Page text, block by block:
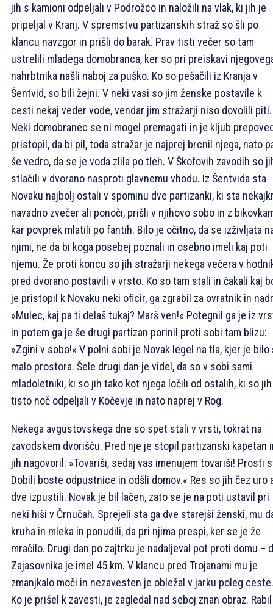
jih s kamioni odpeljali v Podrožco in naložili na vlak, ki jih je
pripeljal v Kranj. V spremstvu partizanskih straž so šli po
klancu navzgor in prišli do barak. Prav tisti večer so tam
ustrelili mladega domobranca, ker so pri preiskavi
nahrbtnika našli naboj za puško. Ko so pešačili iz Kranja v
Šentvid, so bili žejni. V neki vasi so jim ženske postavile k
cesti nekaj veder vode, vendar jim stražarji niso dovolili piti.
Neki domobranec se ni mogel premagati in je kljub
pristopil, da bi pil, toda stražar je najprej brcnil njega, nato
še vedro, da se je voda zlila po tleh. V Škofovih zavodih so
stlačili v dvorano nasproti glavnemu vhodu. Iz Šentvida sta
Novaku najbolj ostali v spominu dve partizanki, ki sta
navadno zvečer ali ponoči, prišli v njihovo sobo in z
kar povprek mlatili po fantih. Bilo je očitno, da se izživljata
njimi, ne da bi koga posebej poznali in osebno imeli kaj poti
njemu. Že proti koncu so jih stražarji nekega večera v
pred dvorano postavili v vrsto. Ko so tam stali in čakali kaj
je pristopil k Novaku neki oficir, ga zgrabil za ovratnik in
»Mulec, kaj pa ti delaš tukaj? Marš ven!« Potegnil ga je iz
in potem ga je še drugi partizan porinil proti sobi tam blizu:
»Zgini v sobo!« V polni sobi je Novak legel na tla, kjer je bilo
malo prostora. Šele drugi dan je videl, da so v sobi sami
mladoletniki, ki so jih tako kot njega ločili od ostalih, ki so jih
tisto noč odpeljali v Kočevje in nato naprej v Rog.
Nekega avgustovskega dne so spet stali v vrsti, tokrat na
zavodskem dvorišču. Pred nje je stopil partizanski kapetan
jih nagovoril: »Tovariši, sedaj vas imenujem tovariši! Prosti
Dobili boste odpustnice in odšli domov.« Res so jih čez uro
dve izpustili. Novak je bil lačen, zato se je na poti ustavil pri
neki hiši v Črnučah. Sprejeli sta ga dve starejši ženski, mu
kruha in mleka in ponudili, da pri njima prespi, ker se je že
mračilo. Drugi dan po zajtrku je nadaljeval pot proti domu –
Zajasovnika je imel 45 km. V klancu pred Trojanami mu je
zmanjkalo moči in nezavesten je obležal v jarku poleg ceste.
Ko je prišel k zavesti, je zagledal nad seboj znan obraz.